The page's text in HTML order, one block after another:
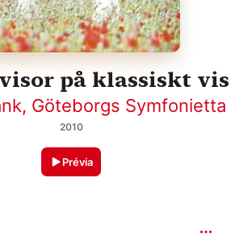
på klassiskt vis
, Göteborgs Symfonietta
2010
Prévia